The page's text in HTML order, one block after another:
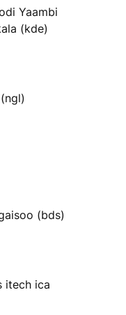
Yaambi
(kde)
(bds)
itech ica